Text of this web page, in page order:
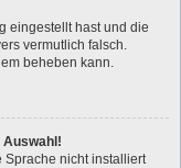
eingestellt hast und die
vermutlich falsch.
beheben kann.
Auswahl!
Sprache nicht installiert